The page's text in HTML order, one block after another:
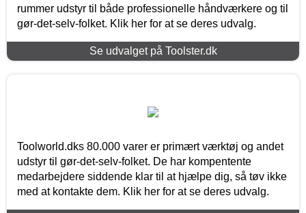
rummer udstyr til både professionelle håndværkere og til
gør-det-selv-folket. Klik her for at se deres udvalg.
Se udvalget på Toolster.dk
Toolworld.dks 80.000 varer er primært værktøj og andet
udstyr til gør-det-selv-folket. De har kompentente
medarbejdere siddende klar til at hjælpe dig, så tøv ikke
med at kontakte dem. Klik her for at se deres udvalg.